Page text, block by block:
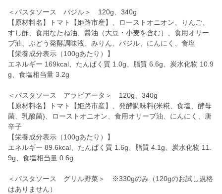
＜パスタソース バジル＞ 120g、340g
【原材料名】トマト【姫路市産】、ローストオニオン、りんご、
すし酢、食用なたね油、醤油（大豆・小麦を含む）、食用オリー
ブ油、ぶどう発酵調味液、みりん、バジル、にんにく、食塩
【栄養成分表示（100gあたり）】
エネルギー 169kcal、たんぱく質 1.0g、脂質 6.6g、炭水化物 10.9
g、食塩相当量 3.2g
＜パスタソース アラビアータ＞ 120g、340g
【原材料名】トマト【姫路市産】、発酵調味料(米糀、食塩、酵母
菌、乳酸菌)、ローストオニオン、食用オリーブ油、にんにく、唐
辛子
【栄養成分表示（100gあたり）】
エネルギー 89.6kcal、たんぱく質 1.6g、脂質 4.1g、炭水化物 11.
9g、食塩相当量 0.6g
＜パスタソース グリル野菜＞ ※330gのみ（120gのお試し規格
はありません）